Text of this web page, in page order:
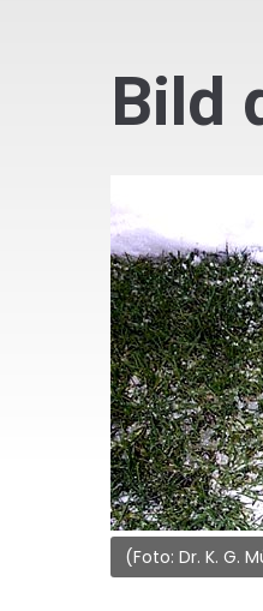
Bild
(Foto: Dr. K. G.